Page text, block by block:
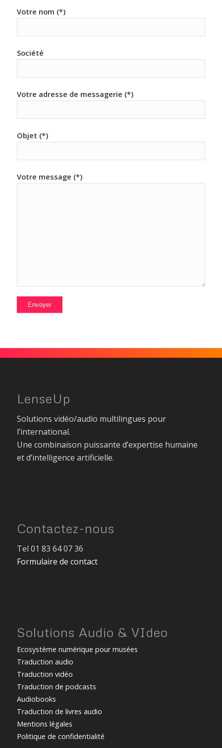
Votre nom (*)
Société
Votre adresse de messagerie (*)
Objet (*)
Votre message (*)
LenseUp
Solutions vidéo/audio multilingues pour
l’international.
Une combinaison puissante d’expertise humaine
et d’intelligence artificielle.
Contactez-nous
Tel 01 83 64 07 36
Formulaire de contact
Solutions Audio & VIdeo
Ecosystème numérique pour musées
Traduction audio
Traduction vidéo
Traduction de podcasts
Audiobooks
Traduction de livres audio
Mentions légales
Politique de confidentialité